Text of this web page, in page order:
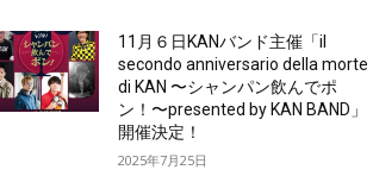
11月６日KANバンド主催「il
secondo anniversario della morte
di KAN 〜シャンパン飲んでポ
ン！〜presented by KAN BAND」
開催決定！
2025年7月25日